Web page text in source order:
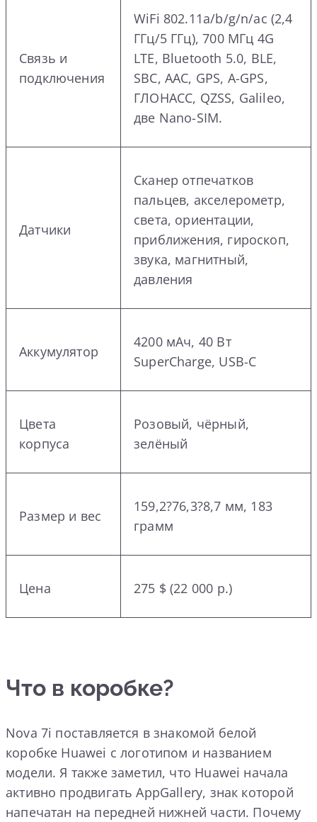
Связь и
подключения
WiFi 802.11a/b/g/n/ac (2,4
ГГц/5 ГГц), 700 МГц 4G
LTE, Bluetooth 5.0, BLE,
SBC, AAC, GPS, A-GPS,
ГЛОНАСС, QZSS, Galileo,
две Nano-SIM.
Датчики
Сканер отпечатков
пальцев, акселерометр,
света, ориентации,
приближения, гироскоп,
звука, магнитный,
давления
Аккумулятор
4200 мАч, 40 Вт
SuperCharge, USB-C
Цвета
корпуса
Розовый, чёрный,
зелёный
Размер и вес
159,2?76,3?8,7 мм, 183
грамм
Цена 275 $ (22 000 р.)
Что в коробке?
Nova 7i поставляется в знакомой белой
коробке Huawei с логотипом и названием
модели. Я также заметил, что Huawei начала
активно продвигать AppGallery, знак которой
напечатан на передней нижней части. Почему